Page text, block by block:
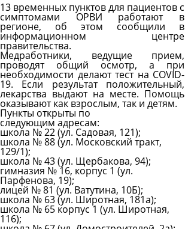
13 временных пунктов для пациентов с
симптомами ОРВИ работают в
регионе, об этом сообщили в
информационном центре
правительства.
Медработники, ведущие прием,
проводят общий осмотр, а при
необходимости делают тест на COVID-
19. Если результат положительный,
лекарства выдают на месте. Помощь
оказывают как взрослым, так и детям.
Пункты открыты по
следующим адресам:
школа № 22 (ул. Садовая, 121);
школа № 88 (ул. Московский тракт,
129/1);
школа № 43 (ул. Щербакова, 94);
гимназия № 16, корпус 1 (ул.
Парфенова, 19);
лицей № 81 (ул. Ватутина, 10Б);
школа № 63 (ул. Широтная, 181а);
школа № 65 корпус 1 (ул. Широтная,
116);